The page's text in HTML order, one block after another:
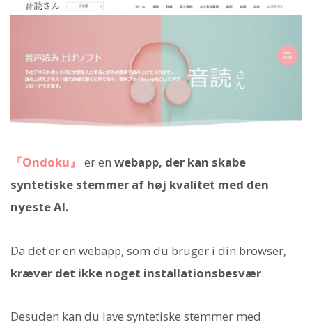
『Ondoku』 er en webapp, der kan skabe
syntetiske stemmer af høj kvalitet med den
nyeste AI.
Da det er en webapp, som du bruger i din browser,
kræver det ikke noget installationsbesvær.
Desuden kan du lave syntetiske stemmer med